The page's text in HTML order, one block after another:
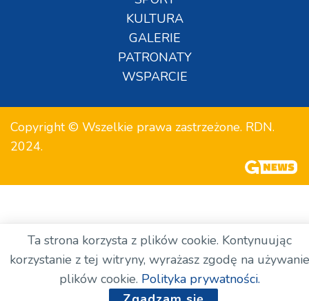
KULTURA
GALERIE
PATRONATY
WSPARCIE
Copyright © Wszelkie prawa zastrzeżone. RDN.
2024.
Ta strona korzysta z plików cookie. Kontynuując
korzystanie z tej witryny, wyrażasz zgodę na używanie
plików cookie. Polityka prywatności.